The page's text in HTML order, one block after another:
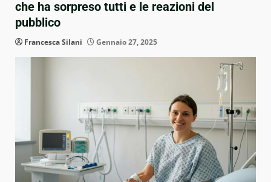
che ha sorpreso tutti e le reazioni del
pubblico
Francesca Silani Gennaio 27, 2025